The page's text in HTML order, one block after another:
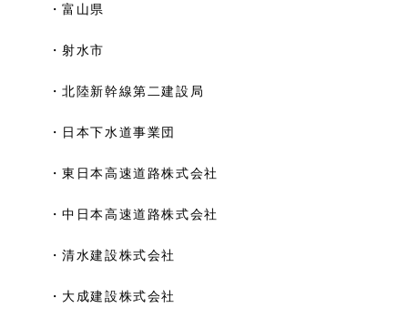
・富山県
・射水市
・北陸新幹線第二建設局
・日本下水道事業団
・東日本高速道路株式会社
・中日本高速道路株式会社
・清水建設株式会社
・大成建設株式会社